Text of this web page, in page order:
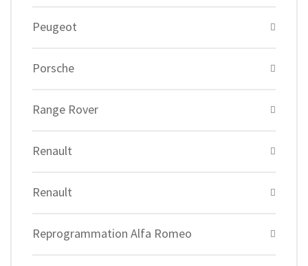
Peugeot
Porsche
Range Rover
Renault
Renault
Reprogrammation Alfa Romeo